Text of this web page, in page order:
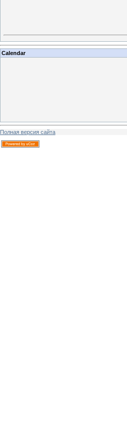
Calendar
Полная версия сайта